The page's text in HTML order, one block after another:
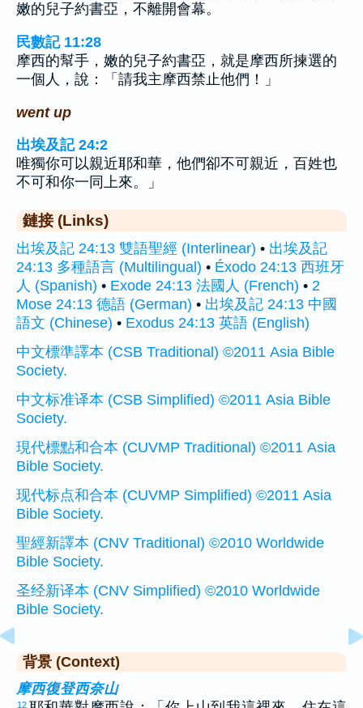
嫩的兒子約書亞，不離開會幕。
民數記 11:28
摩西的幫手，嫩的兒子約書亞，就是摩西所揀選的
一個人，說：「請我主摩西禁止他們！」
went up
出埃及記 24:2
唯獨你可以親近耶和華，他們卻不可親近，百姓也
不可和你一同上來。」
鏈接 (Links)
出埃及記 24:13 雙語聖經 (Interlinear) • 出埃及記
24:13 多種語言 (Multilingual) • Éxodo 24:13 西班牙
人 (Spanish) • Exode 24:13 法國人 (French) • 2
Mose 24:13 德語 (German) • 出埃及記 24:13 中國
語文 (Chinese) • Exodus 24:13 英語 (English)
中文標準譯本 (CSB Traditional) ©2011 Asia Bible
Society.
中文标准译本 (CSB Simplified) ©2011 Asia Bible
Society.
現代標點和合本 (CUVMP Traditional) ©2011 Asia
Bible Society.
现代标点和合本 (CUVMP Simplified) ©2011 Asia
Bible Society.
聖經新譯本 (CNV Traditional) ©2010 Worldwide
Bible Society.
圣经新译本 (CNV Simplified) ©2010 Worldwide
Bible Society.
背景 (Context)
摩西復登西奈山
12